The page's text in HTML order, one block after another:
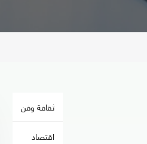
ثقافة وفن
اقتصاد